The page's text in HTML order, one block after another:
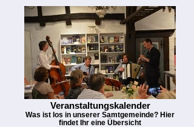
Veranstaltungskalender
Was ist los in unserer Samtgemeinde? Hier
findet Ihr eine Übersicht